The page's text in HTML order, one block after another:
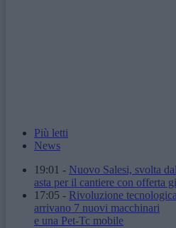
Più letti
News
19:01 - Nuovo Salesi, svolta
asta per il cantiere con offerta
17:05 - Rivoluzione
arrivano 7 nuovi macchinari
e una Pet-Tc mobile